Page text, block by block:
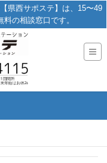
県西サポステ】は、15〜49
の相談窓口です。